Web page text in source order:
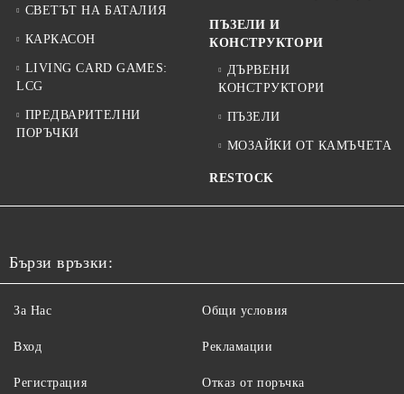
СВЕТЪТ НА БАТАЛИЯ
КАРКАСОН
LIVING CARD GAMES:
LCG
ПРЕДВАРИТЕЛНИ
ПОРЪЧКИ
ПЪЗЕЛИ И
КОНСТРУКТОРИ
ДЪРВЕНИ
КОНСТРУКТОРИ
ПЪЗЕЛИ
МОЗАЙКИ ОТ КАМЪЧЕТА
RESTOCK
Бързи връзки:
За Нас
Вход
Регистрация
Общи условия
Рекламации
Отказ от поръчка